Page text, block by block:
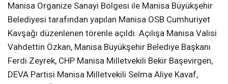
Manisa Organize Sanayi Bölgesi ile Manisa Büyükşehir
Belediyesi tarafından yapılan Manisa OSB Cumhuriyet
Kavşağı düzenlenen törenle açıldı. Açılışa Manisa Valisi
Vahdettin Özkan, Manisa Büyükşehir Belediye Başkanı
Ferdi Zeyrek, CHP Manisa Milletvekili Bekir Başevirgen,
DEVA Partisi Manisa Milletvekili Selma Aliye Kavaf,